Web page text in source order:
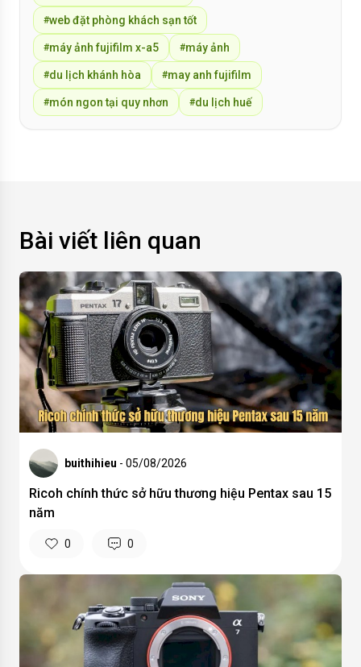
#web đặt phòng khách sạn tốt
#máy ảnh fujifilm x-a5 #máy ảnh
#du lịch khánh hòa #may anh fujifilm
#món ngon tại quy nhơn #du lịch huế
Bài viết liên quan
buithihieu - 05/08/2026
Ricoh chính thức sở hữu thương hiệu Pentax sau 15
năm
0 0